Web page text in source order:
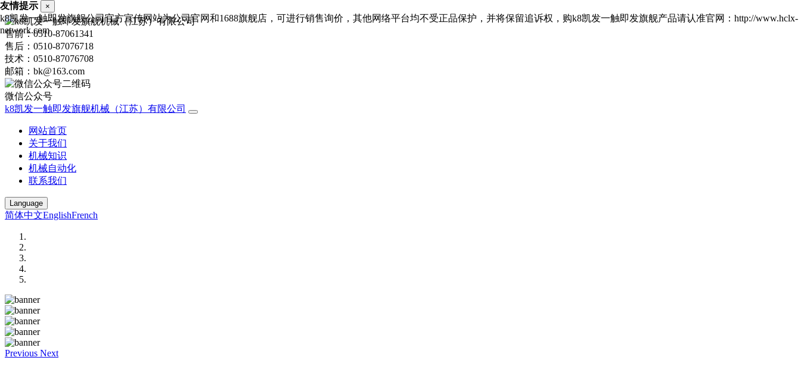
售前：0510-87061341
售后：0510-87076718
技术：0510-87076708
邮箱：bk@163.com
微信公众号
k8凯发一触即发旗舰机械（江苏）有限公司
网站首页
关于我们
机械知识
机械自动化
联系我们
Language
简体中文EnglishFrench
Previous Next
友情提示 ×
k8凯发一触即发旗舰公司官方宣传网站为公司官网和1688旗舰店，可进行销售询价，其他网络平台均不受正品保护，并将保留追诉权，购k8凯发一触即发旗舰产品请认准官网：http://www.hclx-
network.com